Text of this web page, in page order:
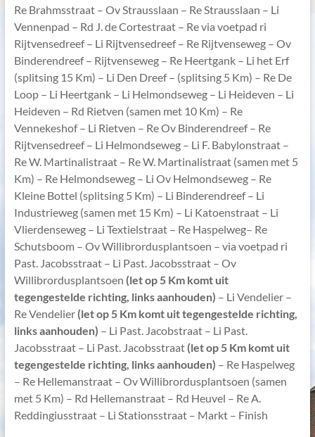
Re Brahmsstraat – Ov Strausslaan – Re Strausslaan – Li
Vennenpad – Rd J. de Cortestraat – Re via voetpad ri
Rijtvensedreef – Li Rijtvensedreef – Re Rijtvenseweg – Ov
Binderendreef – Rijtvenseweg – Re Heertgank – Li het Erf
(splitsing 15 Km) – Li Den Dreef – (splitsing 5 Km) – Re De
Loop – Li Heertgank – Li Helmondseweg – Li Heideven – Li
Heideven – Rd Rietven (samen met 10 Km) – Re
Vennekeshof – Li Rietven – Re Ov Binderendreef – Re
Rijtvensedreef – Li Helmondseweg – Li F. Babylonstraat –
Re W. Martinalistraat – Re W. Martinalistraat (samen met 5
Km) – Re Helmondseweg – Li Ov Helmondseweg – Re
Kleine Bottel (splitsing 5 Km) – Li Binderendreef – Li
Industrieweg (samen met 15 Km) – Li Katoenstraat – Li
Vlierdenseweg – Li Textielstraat – Re Haspelweg– Re
Schutsboom – Ov Willibrordusplantsoen – via voetpad ri
Past. Jacobsstraat – Li Past. Jacobsstraat – Ov
Willibrordusplantsoen (let op 5 Km komt uit
tegengestelde richting, links aanhouden) – Li Vendelier –
Re Vendelier (let op 5 Km komt uit tegengestelde richting,
links aanhouden) – Li Past. Jacobstraat – Li Past.
Jacobsstraat – Li Past. Jacobsstraat (let op 5 Km komt uit
tegengestelde richting, links aanhouden) – Re Haspelweg
– Re Hellemanstraat – Ov Willibrordusplantsoen (samen
met 5 Km) – Rd Hellemanstraat – Rd Heuvel – Re A.
Reddingiusstraat – Li Stationsstraat – Markt – Finish